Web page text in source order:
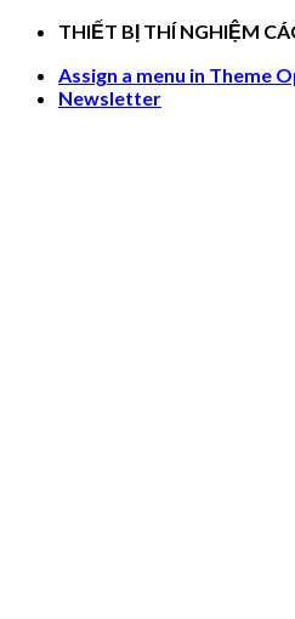
Skip
content
THIẾT BỊ THÍ NGHIỆM
Assign a menu in Theme
Newsletter